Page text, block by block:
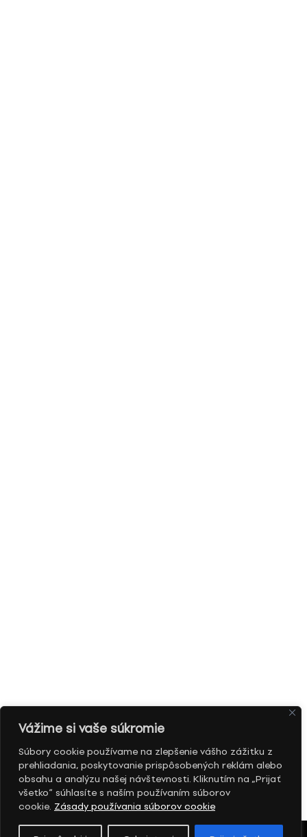
Vážime si vaše súkromie
Súbory cookie používame na zlepšenie vášho zážitku z
prehliadania, poskytovanie prispôsobených reklám alebo
obsahu a analýzu našej návštevnosti. Kliknutím na „Prijať
všetko“ súhlasíte s naším používaním súborov
cookie. Zásady používania súborov cookie